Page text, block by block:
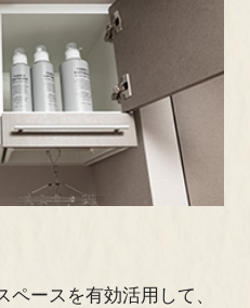
ースを有効活用して、